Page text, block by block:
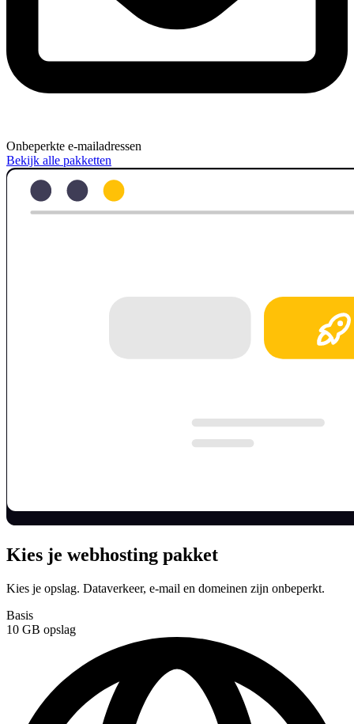
Onbeperkte e-mailadressen
Bekijk alle pakketten
Kies je webhosting pakket
Kies je opslag. Dataverkeer, e-mail en domeinen zijn onbeperkt.
Basis
10 GB opslag